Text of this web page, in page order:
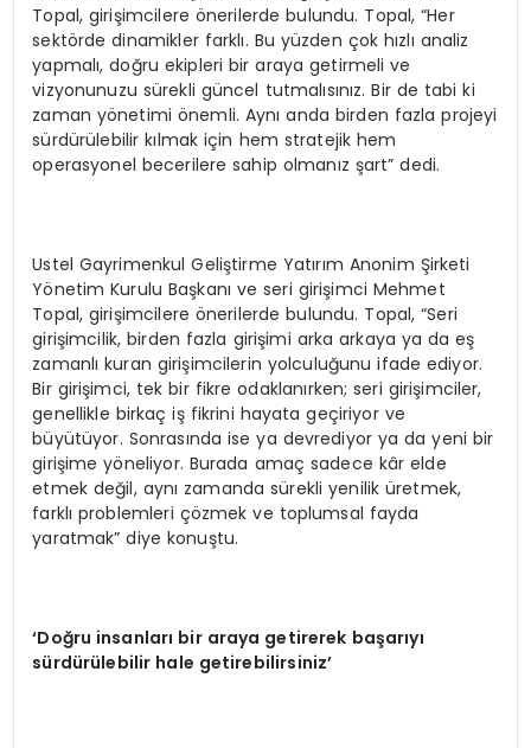
Topal, girişimcilere önerilerde bulundu. Topal, “Her
sektörde dinamikler farklı. Bu yüzden çok hızlı analiz
yapmalı, doğru ekipleri bir araya getirmeli ve
vizyonunuzu sürekli güncel tutmalısınız. Bir de tabi ki
zaman yönetimi önemli. Aynı anda birden fazla projeyi
sürdürülebilir kılmak için hem stratejik hem
operasyonel becerilere sahip olmanız şart” dedi.
Ustel Gayrimenkul Geliştirme Yatırım Anonim Şirketi
Yönetim Kurulu Başkanı ve seri girişimci Mehmet
Topal, girişimcilere önerilerde bulundu. Topal, “Seri
girişimcilik, birden fazla girişimi arka arkaya ya da eş
zamanlı kuran girişimcilerin yolculuğunu ifade ediyor.
Bir girişimci, tek bir fikre odaklanırken; seri girişimciler,
genellikle birkaç iş fikrini hayata geçiriyor ve
büyütüyor. Sonrasında ise ya devrediyor ya da yeni bir
girişime yöneliyor. Burada amaç sadece kâr elde
etmek değil, aynı zamanda sürekli yenilik üretmek,
farklı problemleri çözmek ve toplumsal fayda
yaratmak” diye konuştu.
‘Doğru insanları bir araya getirerek başarıyı
sürdürülebilir hale getirebilirsiniz’